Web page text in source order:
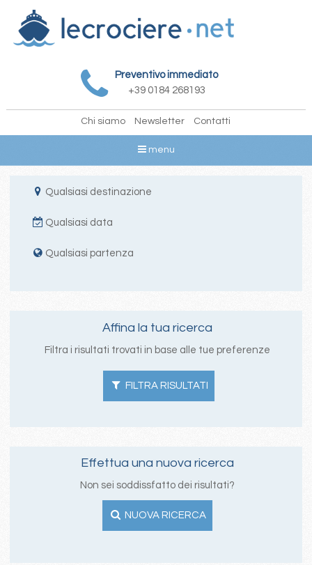
Preventivo immediato
+39 0184 268193
Chi siamo Newsletter Contatti
menu
Qualsiasi destinazione
Qualsiasi data
Qualsiasi partenza
Affina la tua ricerca
Filtra i risultati trovati in base alle tue preferenze
FILTRA RISULTATI
Effettua una nuova ricerca
Non sei soddissfatto dei risultati?
NUOVA RICERCA